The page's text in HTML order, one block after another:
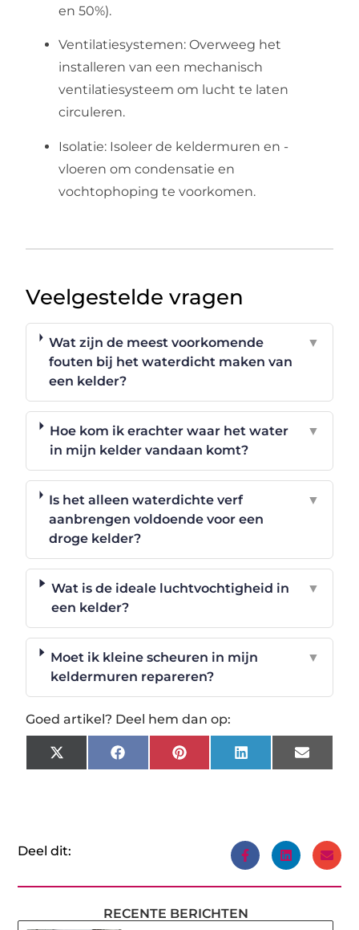
en 50%).
Ventilatiesystemen: Overweeg het
installeren van een mechanisch
ventilatiesysteem om lucht te laten
circuleren.
Isolatie: Isoleer de keldermuren en -
vloeren om condensatie en
vochtophoping te voorkomen.
Veelgestelde vragen
Wat zijn de meest voorkomende
fouten bij het waterdicht maken van
een kelder?
▼
Hoe kom ik erachter waar het water
in mijn kelder vandaan komt?
▼
Is het alleen waterdichte verf
aanbrengen voldoende voor een
droge kelder?
▼
Wat is de ideale luchtvochtigheid in
een kelder?
▼
Moet ik kleine scheuren in mijn
keldermuren repareren?
▼
Goed artikel? Deel hem dan op:
X
(Twitter)
FacebookPinterestLinkedInEmail
Deel dit:
RECENTE BERICHTEN